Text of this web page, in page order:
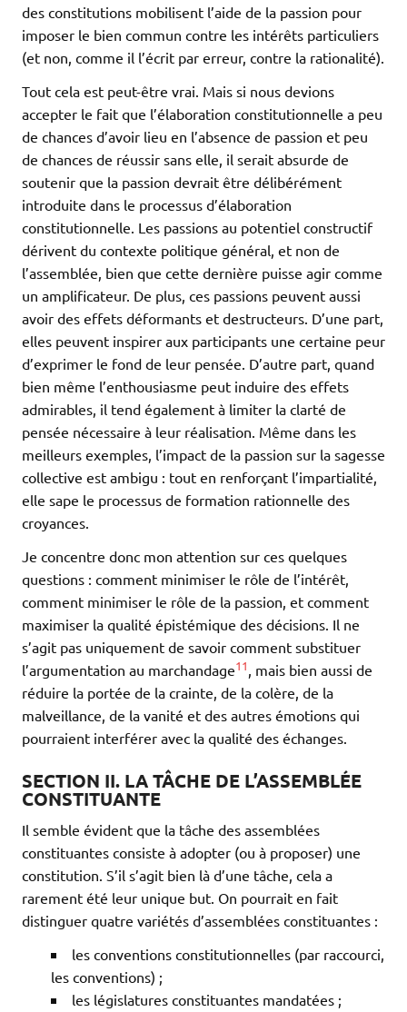
des constitutions mobilisent l’aide de la passion pour
imposer le bien commun contre les intérêts particuliers
(et non, comme il l’écrit par erreur, contre la rationalité).
Tout cela est peut-être vrai. Mais si nous devions
accepter le fait que l’élaboration constitutionnelle a peu
de chances d’avoir lieu en l’absence de passion et peu
de chances de réussir sans elle, il serait absurde de
soutenir que la passion devrait être délibérément
introduite dans le processus d’élaboration
constitutionnelle. Les passions au potentiel constructif
dérivent du contexte politique général, et non de
l’assemblée, bien que cette dernière puisse agir comme
un amplificateur. De plus, ces passions peuvent aussi
avoir des effets déformants et destructeurs. D’une part,
elles peuvent inspirer aux participants une certaine peur
d’exprimer le fond de leur pensée. D’autre part, quand
bien même l’enthousiasme peut induire des effets
admirables, il tend également à limiter la clarté de
pensée nécessaire à leur réalisation. Même dans les
meilleurs exemples, l’impact de la passion sur la sagesse
collective est ambigu : tout en renforçant l’impartialité,
elle sape le processus de formation rationnelle des
croyances.
Je concentre donc mon attention sur ces quelques
questions : comment minimiser le rôle de l’intérêt,
comment minimiser le rôle de la passion, et comment
maximiser la qualité épistémique des décisions. Il ne
s’agit pas uniquement de savoir comment substituer
l’argumentation au marchandage11, mais bien aussi de
réduire la portée de la crainte, de la colère, de la
malveillance, de la vanité et des autres émotions qui
pourraient interférer avec la qualité des échanges.
SECTION II. LA TÂCHE DE L’ASSEMBLÉE
CONSTITUANTE
Il semble évident que la tâche des assemblées
constituantes consiste à adopter (ou à proposer) une
constitution. S’il s’agit bien là d’une tâche, cela a
rarement été leur unique but. On pourrait en fait
distinguer quatre variétés d’assemblées constituantes :
les conventions constitutionnelles (par raccourci,
les conventions) ;
les législatures constituantes mandatées ;